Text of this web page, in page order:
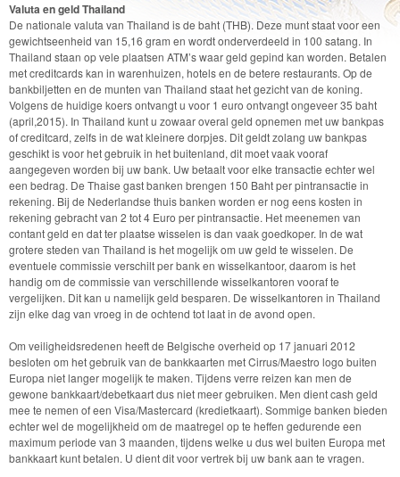
Valuta en geld Thailand
De nationale valuta van Thailand is de baht (THB). Deze munt staat voor een
gewichtseenheid van 15,16 gram en wordt onderverdeeld in 100 satang. In
Thailand staan op vele plaatsen ATM’s waar geld gepind kan worden. Betalen
met creditcards kan in warenhuizen, hotels en de betere restaurants. Op de
bankbiljetten en de munten van Thailand staat het gezicht van de koning.
Volgens de huidige koers ontvangt u voor 1 euro ontvangt ongeveer 35 baht
(april,2015). In Thailand kunt u zowaar overal geld opnemen met uw bankpas
of creditcard, zelfs in de wat kleinere dorpjes. Dit geldt zolang uw bankpas
geschikt is voor het gebruik in het buitenland, dit moet vaak vooraf
aangegeven worden bij uw bank. Uw betaalt voor elke transactie echter wel
een bedrag. De Thaise gast banken brengen 150 Baht per pintransactie in
rekening. Bij de Nederlandse thuis banken worden er nog eens kosten in
rekening gebracht van 2 tot 4 Euro per pintransactie. Het meenemen van
contant geld en dat ter plaatse wisselen is dan vaak goedkoper. In de wat
grotere steden van Thailand is het mogelijk om uw geld te wisselen. De
eventuele commissie verschilt per bank en wisselkantoor, daarom is het
handig om de commissie van verschillende wisselkantoren vooraf te
vergelijken. Dit kan u namelijk geld besparen. De wisselkantoren in Thailand
zijn elke dag van vroeg in de ochtend tot laat in de avond open.
Om veiligheidsredenen heeft de Belgische overheid op 17 januari 2012
besloten om het gebruik van de bankkaarten met Cirrus/Maestro logo buiten
Europa niet langer mogelijk te maken. Tijdens verre reizen kan men de
gewone bankkaart/debetkaart dus niet meer gebruiken. Men dient cash geld
mee te nemen of een Visa/Mastercard (kredietkaart). Sommige banken bieden
echter wel de mogelijkheid om de maatregel op te heffen gedurende een
maximum periode van 3 maanden, tijdens welke u dus wel buiten Europa met
bankkaart kunt betalen. U dient dit voor vertrek bij uw bank aan te vragen.